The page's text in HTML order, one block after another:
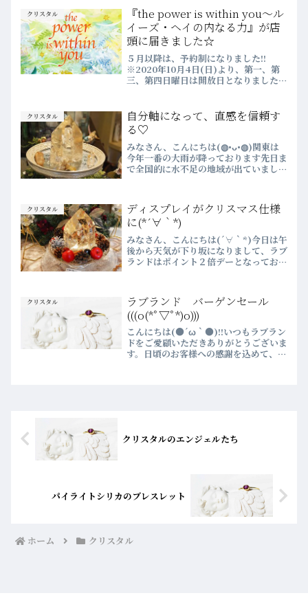
た、採れたてで栄養万点のパワフルなお
野菜がまたラブ...
クリスタル
『the power is within you～ル
イーズ・ヘイの内なる力』が店
頭に届きました☆
５月以降は、予約制になりました!!
※2020年10月4日(日)より、第一、第
三、第四日曜日は開放日となりました。
ください♪💗2020年４月より
WEBSHOPがOPEN...
クリスタル
自分軸になって、直感を信頼す
る♡
みなさん、こんにちは(◍•ᴗ•◍)関東は
今年一番の大雨が降っております先日ま
で全国的に水不足の地域が出ていました
倍になります(*´ω｀*)風も強いので、
どうぞお気をつ...
クリスタル
ディスプレイがクリスマス仕様
に(*´∀｀*)
みなさん、こんにちは(´∀｀*)今日は午
後から天気が下り坂になりまして、ラブ
ランドはポイント２倍デーとなっており
運んでみてくださいね？？さて、ほのか
さんがディスプレイを...
クリスタル
ラブランド バーゲンセール
(((o(*ﾟ▽ﾟ*)o)))
こんにちは(●´ω｀●)!!いつもラブラン
ドをご愛顧いただきありがとうございま
す。日頃のお客様への感謝を込めて、明
クリスタルのエンジェルたち
パイライトシリカのブレスレット
ホーム クリスタル